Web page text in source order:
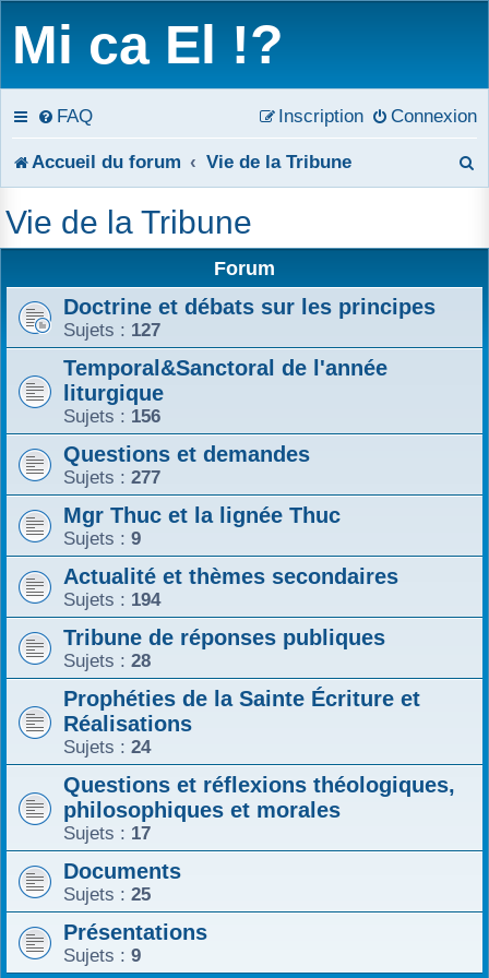
Mi ca El !?
FAQ Connexion
Inscription
Accueil du forum Vie de la Tribune
h
Vie de la Tribune
Forum
Doctrine et débats sur les principes
Sujets : 127
Temporal&Sanctoral de l'année
liturgique
Sujets : 156
Questions et demandes
Sujets : 277
Mgr Thuc et la lignée Thuc
Sujets : 9
Actualité et thèmes secondaires
Sujets : 194
Tribune de réponses publiques
Sujets : 28
Prophéties de la Sainte Écriture et
Réalisations
Sujets : 24
Questions et réflexions théologiques,
philosophiques et morales
Sujets : 17
Documents
Sujets : 25
Présentations
Sujets : 9